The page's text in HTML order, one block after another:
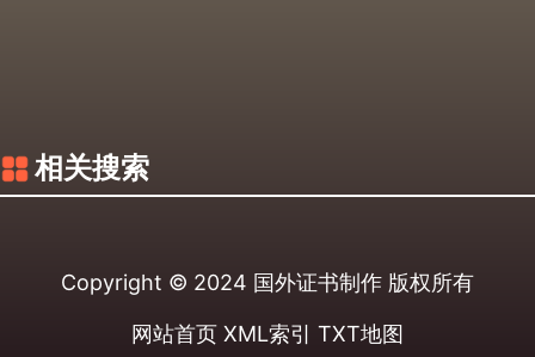
相关搜索
Copyright © 2024 国外证书制作 版权所有
网站首页 XML索引 TXT地图